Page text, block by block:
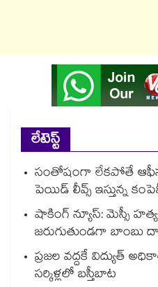
లేటెస్ట్
సంతోషంగా లేకపోతే
పెయిడ్ లీవ్స్ ఇస్తున్న
షాకింగ్ న్యూస్: మెస్సీ
జరుగుతుండగా బాంబు
ప్రజల వద్దకే విద్యుత్
సర్కిళ్లలో బస్తీబాట